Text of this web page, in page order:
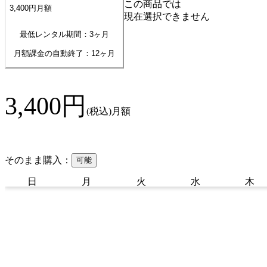
3,400円 月額
最低レンタル期間：3ヶ月
月額課金の自動終了： 12ヶ月
この商品では
現在選択できません
3,400円 (税込)月額
そのまま購入： 可能
日 月 火 水 木